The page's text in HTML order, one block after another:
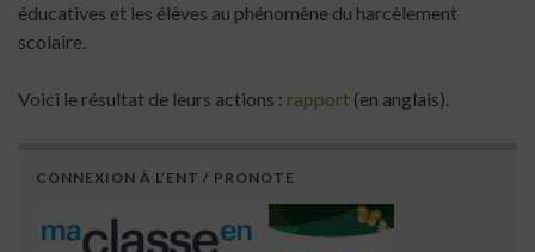
éducatives et les élèves au phénomène du harcèlement
scolaire.
Voici le résultat de leurs actions : rapport (en anglais).
CONNEXION À L’ENT / PRONOTE